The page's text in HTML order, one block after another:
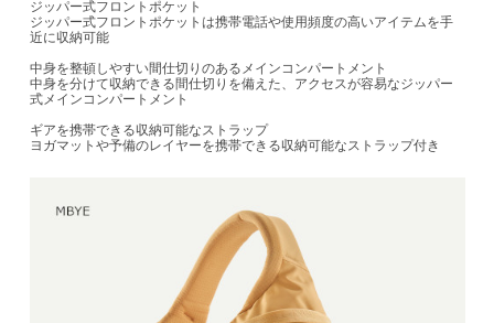
ジッパー式フロントポケット
ジッパー式フロントポケットは携帯電話や使用頻度の高いアイテムを手
近に収納可能
中身を整頓しやすい間仕切りのあるメインコンパートメント
中身を分けて収納できる間仕切りを備えた、アクセスが容易なジッパー
式メインコンパートメント
ギアを携帯できる収納可能なストラップ
ヨガマットや予備のレイヤーを携帯できる収納可能なストラップ付き